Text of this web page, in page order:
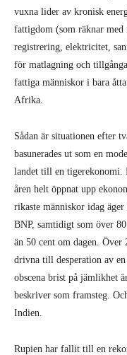
vuxna lider av kronisk
fattigdom (som räknar
registrering, elektricitet,
för matlagning och
fattiga människor i bara
Afrika.
Sådan är situationen efter
basunerades ut som en
landet till en tigerekonomi.
åren helt öppnat upp
rikaste människor idag
BNP, samtidigt som över
än 50 cent om dagen.
drivna till desperation av
obscena brist på jämlikhet
beskriver som framsteg.
Indien.
Rupien har fallit till en